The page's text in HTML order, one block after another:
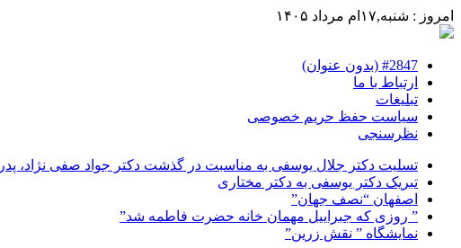
امروز : شنبه,۱۷ام مرداد ۱۴۰۵
#2847 (بدون عنوان)
ارتباط با ما
تبلیغات
سیاست حفظ حریم خصوصی
نظرسنجی
تسلیت دکتر جلال یوسفی به مناسبت در گذشت دکتر جواد صفی نژاد، پدر
تبریک دکتر یوسفی به دکتر مختاری
اصفهان “نصف جهان”
” روزی که جبراییل مهمان خانه حضرت فاطمه شد”
نمایشگاه ” نقش زرین”